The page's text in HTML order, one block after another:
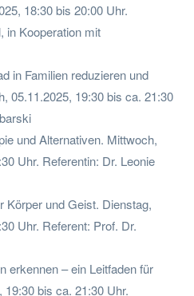
18:30 bis 20:00 Uhr.
in Kooperation mit
in Familien reduzieren und
05.11.2025, 19:30 bis ca. 21:30
und Alternativen. Mittwoch,
Uhr. Referentin: Dr. Leonie
Körper und Geist. Dienstag,
Uhr. Referent: Prof. Dr.
erkennen – ein Leitfaden für
bis ca. 21:30 Uhr.